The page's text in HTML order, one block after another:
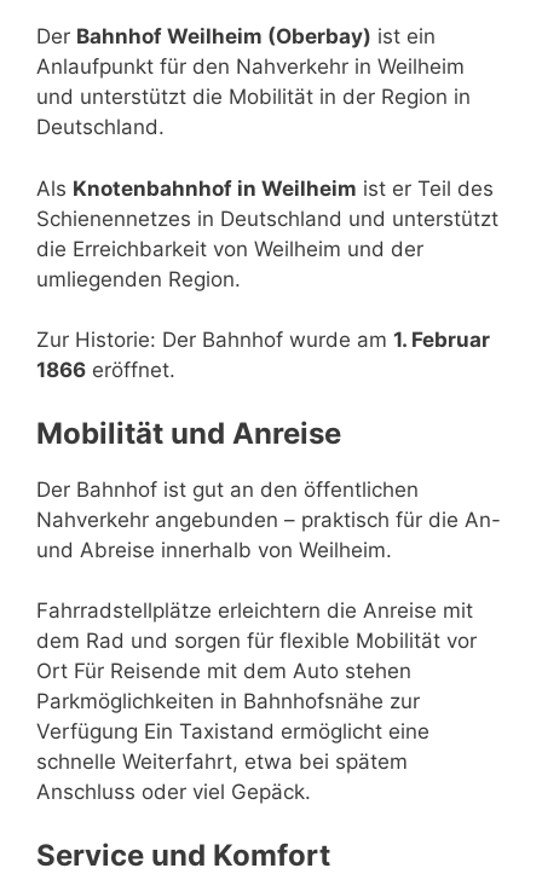
Der Bahnhof Weilheim (Oberbay) ist ein
Anlaufpunkt für den Nahverkehr in Weilheim
und unterstützt die Mobilität in der Region in
Deutschland.
Als Knotenbahnhof in Weilheim ist er Teil des
Schienennetzes in Deutschland und unterstützt
die Erreichbarkeit von Weilheim und der
umliegenden Region.
Zur Historie: Der Bahnhof wurde am 1. Februar
1866 eröffnet.
Mobilität und Anreise
Der Bahnhof ist gut an den öffentlichen
Nahverkehr angebunden – praktisch für die An-
und Abreise innerhalb von Weilheim.
Fahrradstellplätze erleichtern die Anreise mit
dem Rad und sorgen für flexible Mobilität vor
Ort Für Reisende mit dem Auto stehen
Parkmöglichkeiten in Bahnhofsnähe zur
Verfügung Ein Taxistand ermöglicht eine
schnelle Weiterfahrt, etwa bei spätem
Anschluss oder viel Gepäck.
Service und Komfort